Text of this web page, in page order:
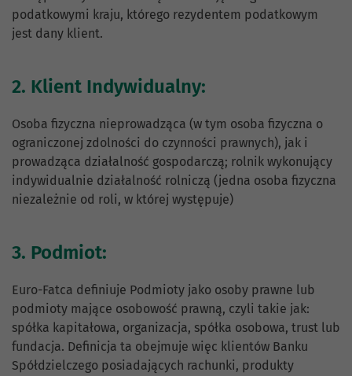
podatkowymi kraju, którego rezydentem podatkowym
jest dany klient.
2. Klient Indywidualny:
Osoba fizyczna nieprowadząca (w tym osoba fizyczna o
ograniczonej zdolności do czynności prawnych), jak i
prowadząca działalność gospodarczą; rolnik wykonujący
indywidualnie działalność rolniczą (jedna osoba fizyczna
niezależnie od roli, w której występuje)
3. Podmiot:
Euro-Fatca definiuje Podmioty jako osoby prawne lub
podmioty mające osobowość prawną, czyli takie jak:
spółka kapitałowa, organizacja, spółka osobowa, trust lub
fundacja. Definicja ta obejmuje więc klientów Banku
Spółdzielczego posiadających rachunki, produkty